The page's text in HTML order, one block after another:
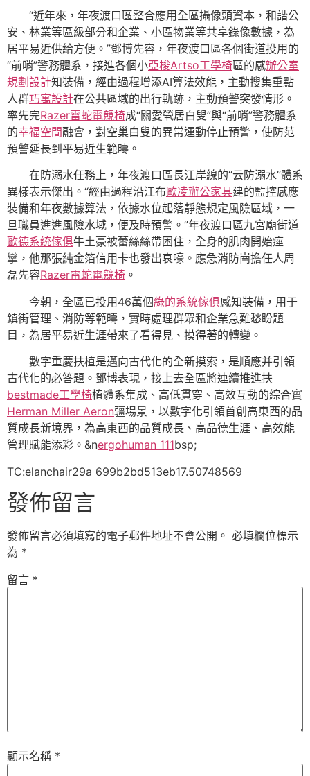
“近年來，年夜渡口區整合應用全區攝像頭資本，和諧公
安、林業等區級部分和企業、小區物業等共享錄像數據，為
居平易近供給方便。”鄧博先容，年夜渡口區各個街道投用的
“前哨”警務體系，接進各個小亞梭Artso工學椅區的感辦公室
規劃設計知裝備，經由過程增添AI算法效能，主動搜集重點
人群巧寓設計在公共區域的出行軌跡，主動預警突發情形。
率先完Razer雷蛇電競椅成“關愛煢居白叟”與“前哨”警務體系
的幸福空間融會，對空巢白叟的異常運動停止預警，使防范
預警延長到平易近生範疇。
在防溺水任務上，年夜渡口區長江岸線的“云防溺水”體系
異樣表示傑出。“經由過程沿江布歐凌辦公家具建的監控感應
裝備和年夜數據算法，依據水位起落靜態規定風險區域，一
旦職員進進風險水域，便及時預警。”年夜渡口區九宮廟街道
歐德系統傢俱牛土豪被蕾絲絲帶困住，全身的肌肉開始痙
攣，他那張純金箔信用卡也發出哀嚎。應急消防崗擔任人周
磊先容Razer雷蛇電競椅 。
今朝，全區已投用46萬個綠的系統傢俱感知裝備，用于
鎮街管理、消防等範疇，實時處理群眾和企業急難愁盼題
目，為居平易近生涯帶來了看得見、摸得著的轉變。
數字重慶扶植是邁向古代化的全新摸索，是順應并引領
古代化的必答題。鄧博表現，接上去全區將連續推進扶
bestmade工學椅植體系集成、高低貫穿、高效互動的綜合實
Herman Miller Aeron疆場景，以數字化引領首創高東西的品
質成長新境界，為高東西的品質成長、高品德生涯、高效能
管理賦能添彩。&nergohuman 111bsp;
TC:elanchair29a 699b2bd513eb17.50748569
發佈留言
發佈留言必須填寫的電子郵件地址不會公開。 必填欄位標示
為 *
留言 *
顯示名稱 *